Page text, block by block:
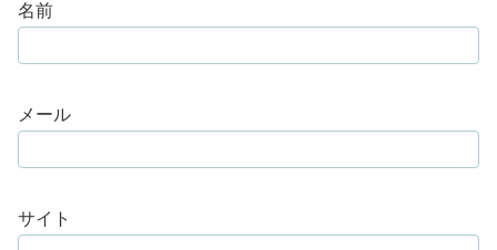
名前
メール
サイト